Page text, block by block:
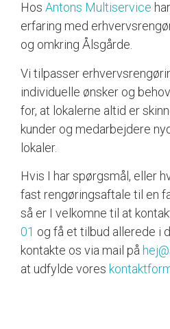
Hos Antons Multiservice
erfaring med
og omkring Ålsgårde.
Vi tilpasser
individuelle ønsker og
for, at lokalerne altid er
kunder og medarbejdere
lokaler.
Hvis I har spørgsmål, eller
fast rengøringsaftale til en
så er I velkomne til at
01 og få et tilbud allerede i
kontakte os via mail på
at udfylde vores